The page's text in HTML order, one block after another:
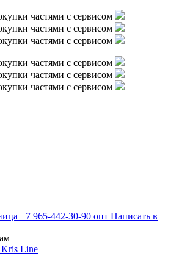
частями с сервисом
частями с сервисом
частями с сервисом
частями с сервисом
частями с сервисом
частями с сервисом
+7 965-442-30-90 опт Написать в
Kris Line